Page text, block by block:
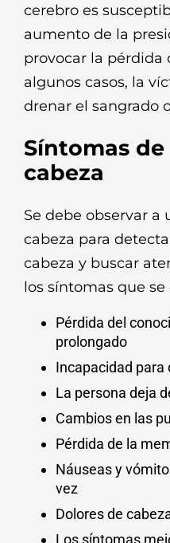
cerebro es
aumento de la
provocar la pérdida
algunos casos, la
drenar el sangrado
Síntomas
cabeza
Se debe observar
cabeza para
cabeza y buscar
los síntomas que
Pérdida del
prolongado
Incapacidad para
La persona deja
Cambios en las
Pérdida de la
Náuseas y
vez
Dolores de
Los síntomas